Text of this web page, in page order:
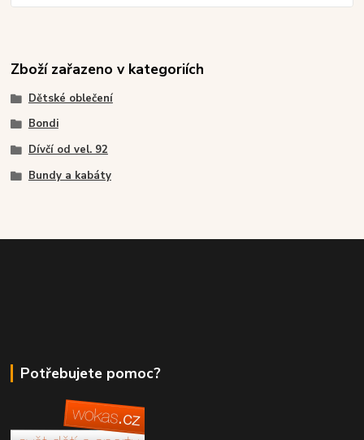
Zboží zařazeno v kategoriích
Dětské oblečení
Bondi
Dívčí od vel. 92
Bundy a kabáty
Potřebujete pomoc?